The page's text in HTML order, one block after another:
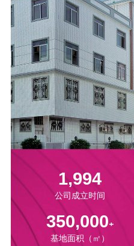
1,994
公司成立时间
350,000+
基地面积（㎡）